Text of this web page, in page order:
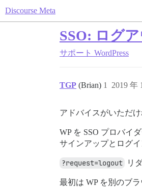
Discourse Meta
SSO: ログ
サポート WordPress
TGP (Brian) 2019 年
1
アドバイスがいただけ
WP を SSO プロバイ
サインアップとログ
?request=logout リ
最初は WP を別のブ